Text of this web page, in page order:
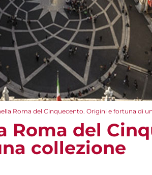
Roma del Cinquecento. Origini e fortuna di
Roma del
collezione